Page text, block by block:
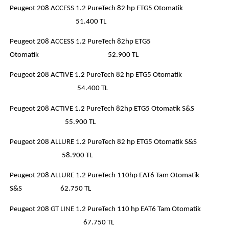
Peugeot 208 ACCESS 1.2 PureTech 82 hp ETG5 Otomatik
51.400 TL
Peugeot 208 ACCESS 1.2 PureTech 82hp ETG5
Otomatik 52.900 TL
Peugeot 208 ACTIVE 1.2 PureTech 82 hp ETG5 Otomatik
54.400 TL
Peugeot 208 ACTIVE 1.2 PureTech 82hp ETG5 Otomatik S&S
55.900 TL
Peugeot 208 ALLURE 1.2 PureTech 82 hp ETG5 Otomatik S&S
58.900 TL
Peugeot 208 ALLURE 1.2 PureTech 110hp EAT6 Tam Otomatik
S&S 62.750 TL
Peugeot 208 GT LINE 1.2 PureTech 110 hp EAT6 Tam Otomatik
67.750 TL